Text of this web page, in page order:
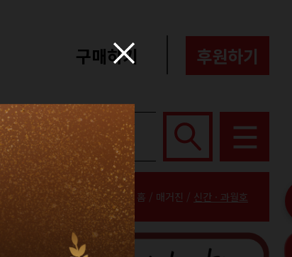
구매하기 후원하기
About
홈 / 매거진 / 신간 · 과월호